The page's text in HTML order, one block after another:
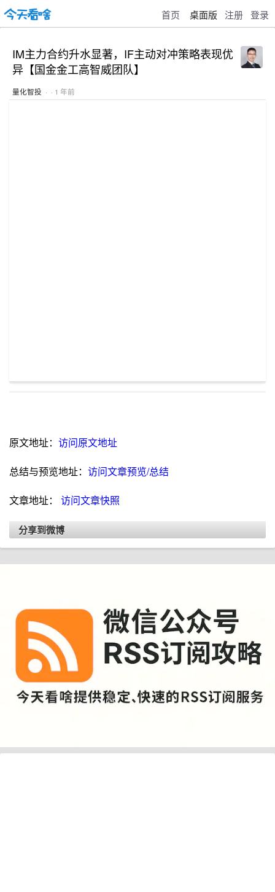
首页 桌面版 注册 登录
IM主力合约升水显著，IF主动对冲策略表现优
异【国金金工高智威团队】
量化智投 · · 1 年前
原文地址： 访问原文地址
总结与预览地址： 访问文章预览/总结
文章地址： 访问文章快照
分享到微博